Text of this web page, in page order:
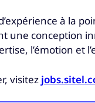
à la
conception
l’émotion
visitez